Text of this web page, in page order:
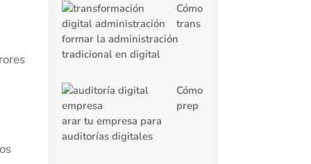
Cómo
trans
formar la administración
tradicional en digital
Cómo
prep
arar tu empresa para
auditorías digitales